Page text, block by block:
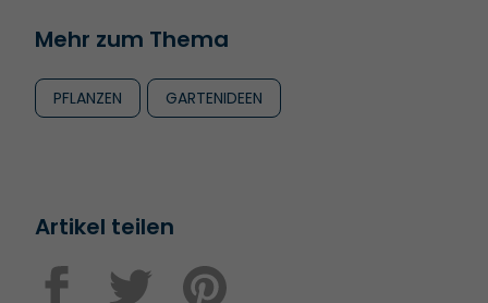
Mehr zum Thema
PFLANZEN GARTENIDEEN
Artikel teilen